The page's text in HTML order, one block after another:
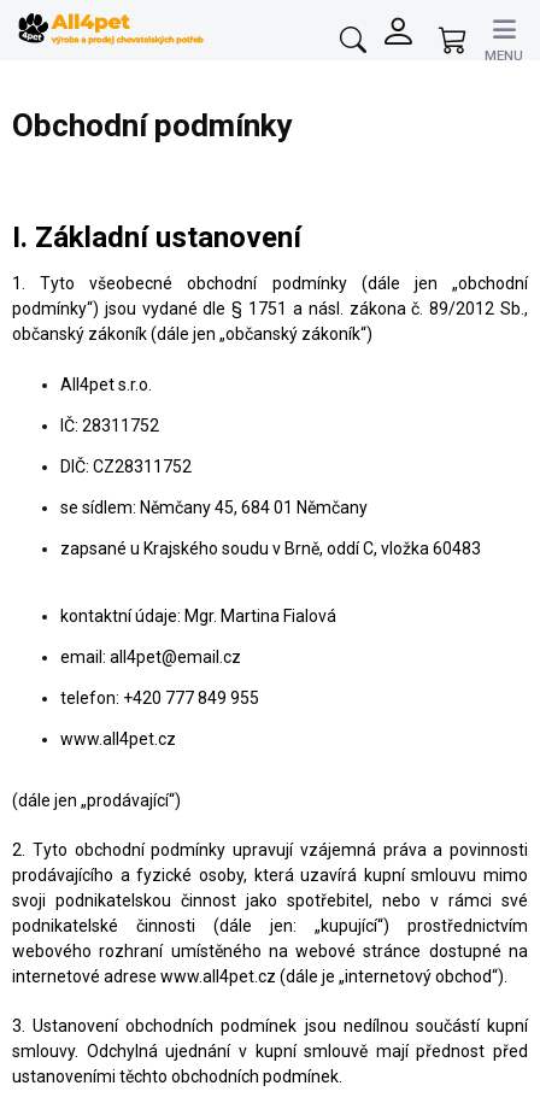
Přejít
Nákupní
košík
Obchodní podmínky
I. Základní ustanovení
1. Tyto všeobecné obchodní podmínky (dále jen „obchodní
podmínky“) jsou vydané dle § 1751 a násl. zákona č. 89/2012 Sb.,
občanský zákoník (dále jen „občanský zákoník“)
All4pet s.r.o.
IČ: 28311752
DIČ: CZ28311752
se sídlem: Němčany 45, 684 01 Němčany
zapsané u Krajského soudu v Brně, oddí C, vložka 60483
kontaktní údaje: Mgr. Martina Fialová
email: all4pet@email.cz
telefon: +420 777 849 955
www.all4pet.cz
(dále jen „prodávající“)
2. Tyto obchodní podmínky upravují vzájemná práva a povinnosti
prodávajícího a fyzické osoby, která uzavírá kupní smlouvu mimo
svoji podnikatelskou činnost jako spotřebitel, nebo v rámci své
podnikatelské činnosti (dále jen: „kupující“) prostřednictvím
webového rozhraní umístěného na webové stránce dostupné na
internetové adrese www.all4pet.cz (dále je „internetový obchod“).
3. Ustanovení obchodních podmínek jsou nedílnou součástí kupní
smlouvy. Odchylná ujednání v kupní smlouvě mají přednost před
ustanoveními těchto obchodních podmínek.